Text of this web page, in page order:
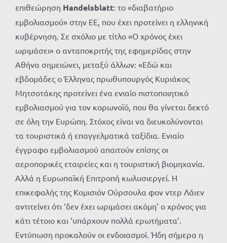
επιθεώρηση Handelsblatt: το «διαβατήριο
εμβολιασμού» στην ΕΕ, που έχει προτείνει η ελληνική
κυβέρνηση. Σε σχόλιο με τίτλο «Ο χρόνος έχει
ωριμάσει» ο ανταποκριτής της εφημερίδας στην
Αθήνα σημειώνει, μεταξύ άλλων: «Εδώ και
εβδομάδες ο Έλληνας πρωθυπουργός Κυριάκος
Μητσοτάκης προτείνει ένα ενιαίο πιστοποιητικό
εμβολιασμού για τον κορωνοϊό, που θα γίνεται δεκτό
σε όλη την Ευρώπη. Στόχος είναι να διευκολύνονται
τα τουριστικά ή επαγγελματικά ταξίδια. Ενιαίο
έγγραφο εμβολιασμού απαιτούν επίσης οι
αεροπορικές εταιρείες και η τουριστική βιομηχανία.
Αλλά η Ευρωπαϊκή Επιτροπή κωλυσιεργεί. Η
επικεφαλής της Κομισιόν Ούρσουλα φον ντερ Λάιεν
αντιτείνει ότι ‘δεν έχει ωριμάσει ακόμη’ ο χρόνος για
κάτι τέτοιο και ‘υπάρχουν πολλά ερωτήματα’.
Εντύπωση προκαλούν οι ενδοιασμοί. Ήδη σήμερα η